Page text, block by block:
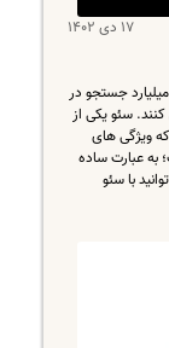
۱۷ دی ۱۴۰۲
جستجو در
از آن بازدید می کنند. سئو یکی از
ویژگی های
عبارت ساده
با سئو